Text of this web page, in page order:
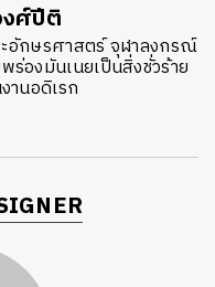
ศ์ปีติ
อักษรศาสตร์ จุฬาลงกรณ์
ร่องมันเนยเป็นสิ่งชั่วร้าย
านอดิเรก